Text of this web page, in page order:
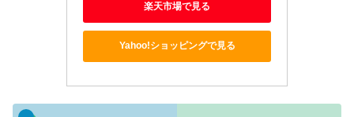
楽天市場で見る
Yahoo!ショッピングで見る